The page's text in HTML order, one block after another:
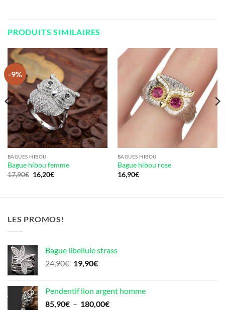
PRODUITS SIMILAIRES
-9%
BAGUES HIBOU
Bague hibou femme
17,90€ Le
prix
16,20€Le
BAGUES HIBOU
Bague hibou rose
16,90€
LES PROMOS!
Bague libellule strass
24,90€ Le
était :
24,90€.
19,90€Le
est :
19,90€.
Pendentif lion argent homme
85,90€ – 180,00€Plage